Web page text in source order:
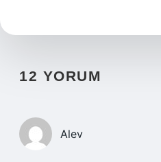
12 YORUM
Alev